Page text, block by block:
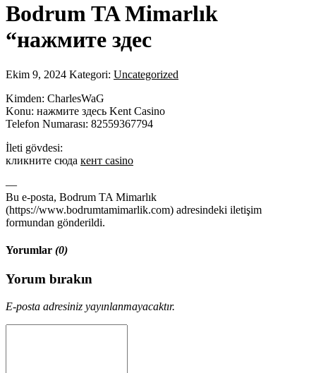
Bodrum TA Mimarlık
“нажмите здес
Ekim 9, 2024 Kategori: Uncategorized
Kimden: CharlesWaG
Konu: нажмите здесь Kent Casino
Telefon Numarası: 82559367794
İleti gövdesi:
кликните сюда кент casino
—
Bu e-posta, Bodrum TA Mimarlık
(https://www.bodrumtamimarlik.com) adresindeki iletişim
formundan gönderildi.
Yorumlar (0)
Yorum bırakın
E-posta adresiniz yayınlanmayacaktır.